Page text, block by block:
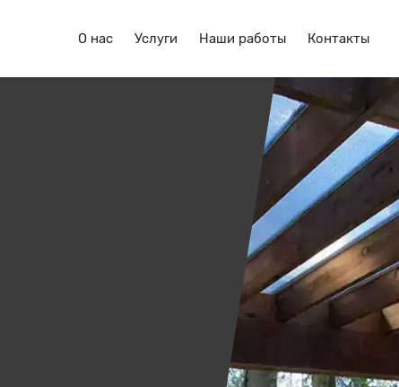
О нас Услуги Наши работы Контакты